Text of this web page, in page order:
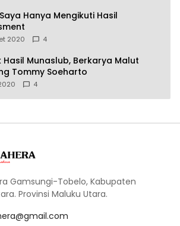
Hanya Mengikuti Hasil
2020 4
Hasil Munaslub, Berkarya Malut
Tommy Soeharto
4
Gamsungi-Tobelo, Kabupaten
Provinsi Maluku Utara.